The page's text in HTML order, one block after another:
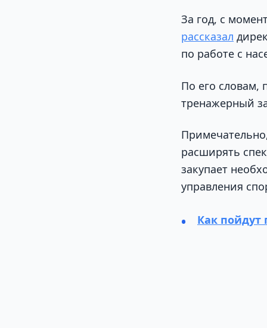
За год, с
рассказал
по работе с
По его словам,
тренажерный
расширять
закупает
управления
Как пойдут